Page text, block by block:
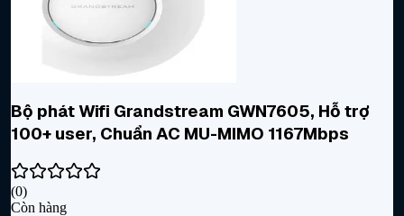
Bộ phát Wifi Grandstream GWN7605, Hỗ trợ
100+ user, Chuẩn AC MU-MIMO 1167Mbps
(0)
Còn hàng